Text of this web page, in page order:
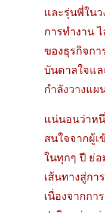
และรุ่นพี่ในว
การทำงาน
ของธุรกิจกา
บันดาลใจแ
กำลังวางแผ
แน่นอนว่าห
สนใจจากผู้เ
ในทุกๆ ปี ย่
เส้นทางสู่กา
เนื่องจากกา